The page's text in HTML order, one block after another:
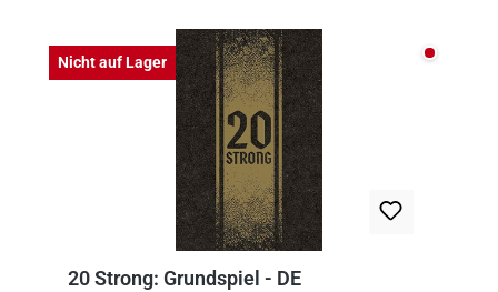
Nicht auf Lager Nicht
20 Strong: Grundspiel - DE